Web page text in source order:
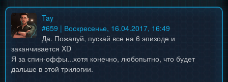
Tay
#659 | Воскресенье, 16.04.2017, 16:49
Да. Пожалуй, пускай все на 6 эпизоде и
заканчивается XD
Я за спин-оффы...хотя конечно, любопытно, что будет
дальше в этой трилогии.